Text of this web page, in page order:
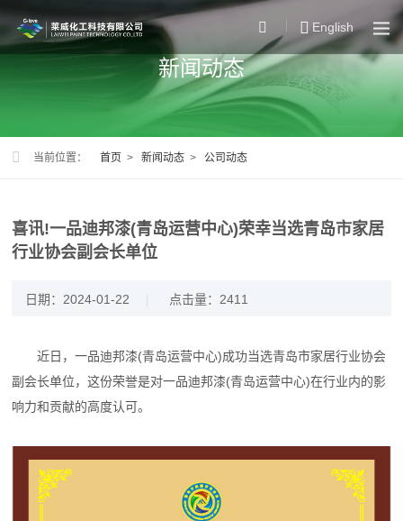
English
新闻动态
当前位置： 首页 >新闻动态 >公司动态
喜讯!一品迪邦漆(青岛运营中心)荣幸当选青岛市家居
行业协会副会长单位
日期：2024-01-22 点击量：2411
近日，一品迪邦漆(青岛运营中心)成功当选青岛市家居行业协会
副会长单位，这份荣誉是对一品迪邦漆(青岛运营中心)在行业内的影
响力和贡献的高度认可。